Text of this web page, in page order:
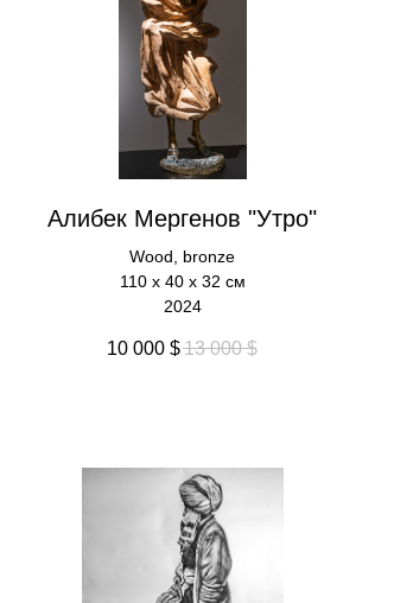
Алибек Мергенов "Утро"
Wood, bronze
110 х 40 х 32 см
2024
10 000 $ 13 000 $